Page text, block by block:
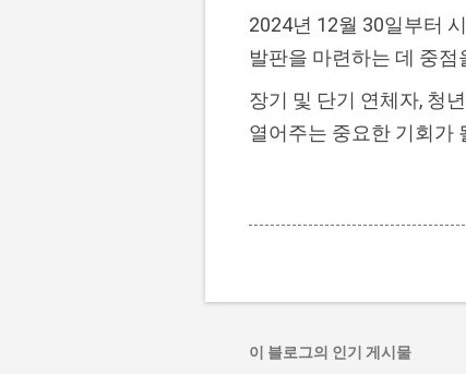
2024년 12월 30일부터
발판을 마련하는 데 중점
장기 및 단기 연체자, 청
열어주는 중요한 기회가
이 블로그의 인기 게시물